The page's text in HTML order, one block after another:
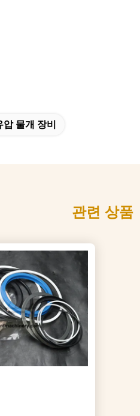
압 물개 장비
관련 상품